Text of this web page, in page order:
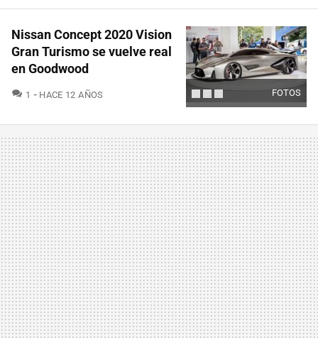
FOTOS
Nissan Concept 2020 Vision
Gran Turismo se vuelve real
en Goodwood
1 COMENTARIOS
HACE 12 AÑOS